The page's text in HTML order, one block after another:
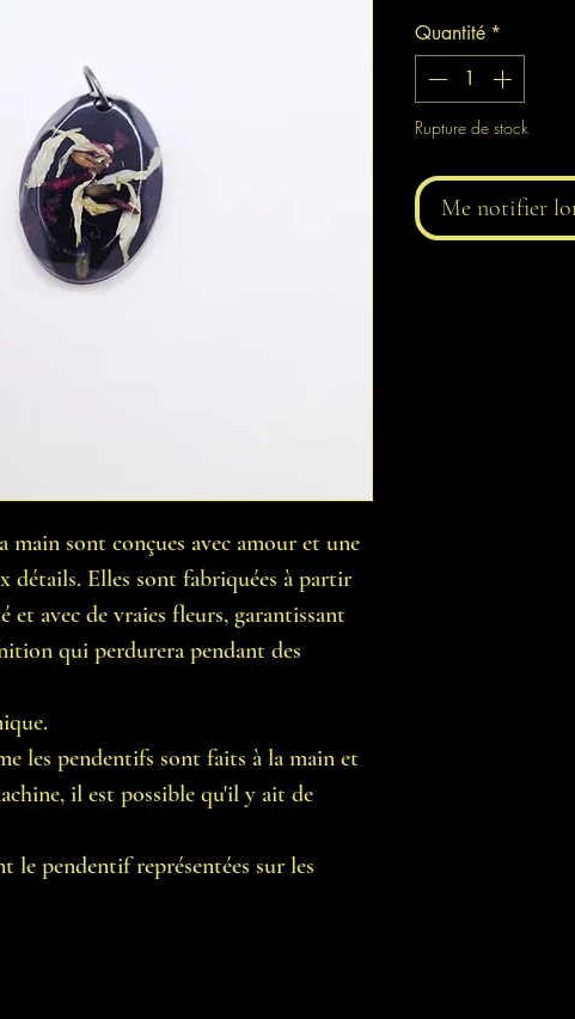
main sont conçues avec amour et une
détails. Elles sont fabriquées à partir
et avec de vraies fleurs, garantissant
qui perdurera pendant des
les pendentifs sont faits à la main et
il est possible qu'il y ait de
le pendentif représentées sur les
Quantité *
Rupture de stock
Me notifier